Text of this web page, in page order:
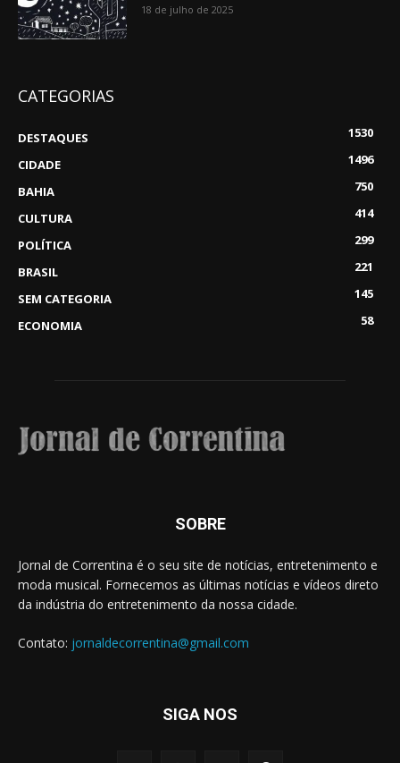
18 de julho de 2025
CATEGORIAS
DESTAQUES
1530
CIDADE
1496
BAHIA
750
CULTURA
414
POLÍTICA
299
BRASIL
221
SEM CATEGORIA
145
ECONOMIA
58
SOBRE
Jornal de Correntina é o seu site de notícias, entretenimento e
moda musical. Fornecemos as últimas notícias e vídeos direto
da indústria do entretenimento da nossa cidade.
Contato: jornaldecorrentina@gmail.com
SIGA NOS